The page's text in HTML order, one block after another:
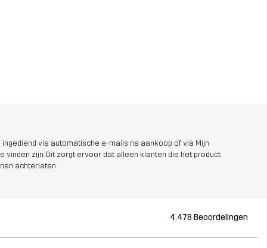
via automatische e-mails na aankoop of via Mijn
vinden zijn. Dit zorgt ervoor dat alleen klanten die het product
achterlaten.
4.478 Beoordelingen